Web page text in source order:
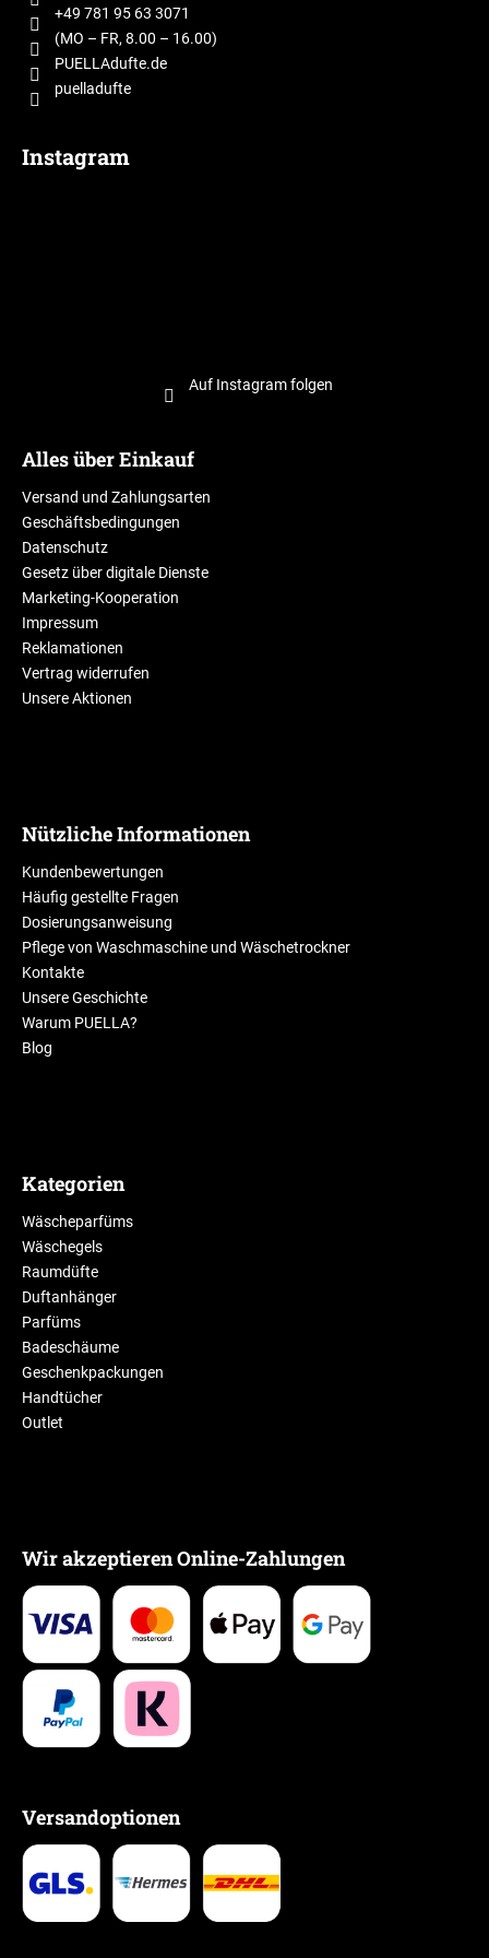
+49 781 95 63 3071
(MO – FR, 8.00 – 16.00)
PUELLAdufte.de
puelladufte
Instagram
Auf Instagram folgen
Alles über Einkauf
Versand und Zahlungsarten
Geschäftsbedingungen
Datenschutz
Gesetz über digitale Dienste
Marketing-Kooperation
Impressum
Reklamationen
Vertrag widerrufen
Unsere Aktionen
Nützliche Informationen
Kundenbewertungen
Häufig gestellte Fragen
Dosierungsanweisung
Pflege von Waschmaschine und Wäschetrockner
Kontakte
Unsere Geschichte
Warum PUELLA?
Blog
Kategorien
Wäscheparfüms
Wäschegels
Raumdüfte
Duftanhänger
Parfüms
Badeschäume
Geschenkpackungen
Handtücher
Outlet
Wir akzeptieren Online-Zahlungen
Versandoptionen